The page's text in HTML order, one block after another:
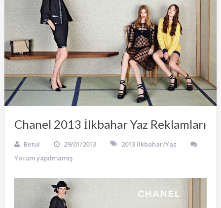
Chanel 2013 İlkbahar Yaz Reklamları
Betül 29/01/2013
2013 İlkbahar/Yaz
Yorum yapılmamış